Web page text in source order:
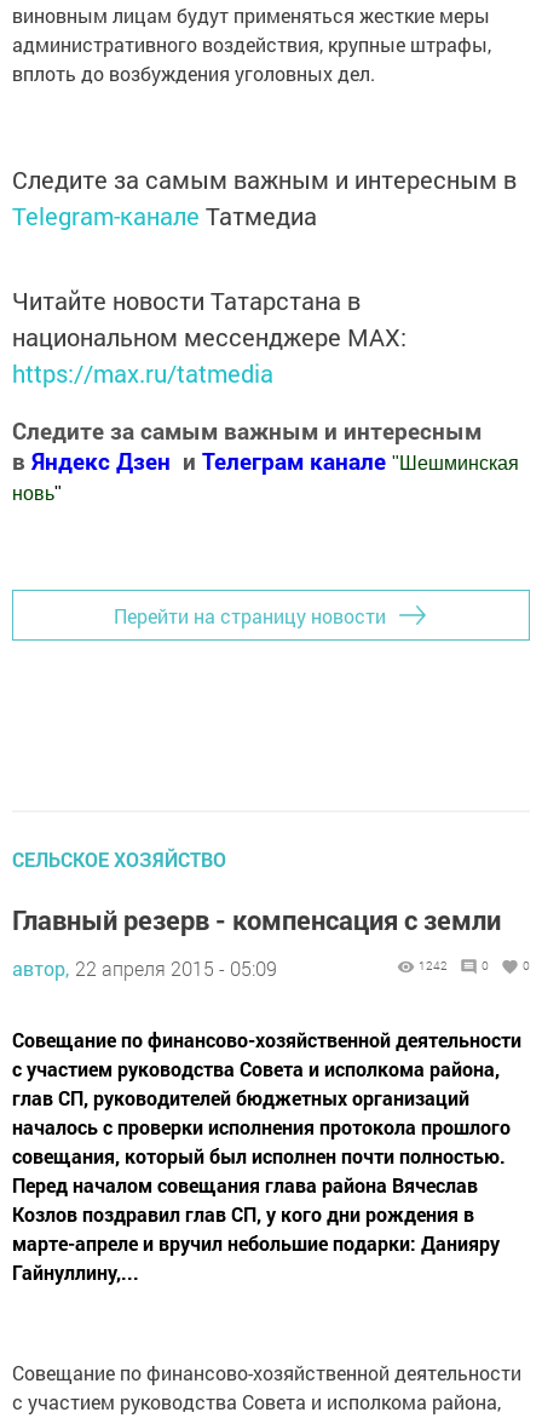
виновным лицам будут применяться жесткие меры
административного воздействия, крупные штрафы,
вплоть до возбуждения уголовных дел.
Следите за самым важным и интересным в
Telegram-канале Татмедиа
Читайте новости Татарстана в
национальном мессенджере MАХ:
https://max.ru/tatmedia
Следите за самым важным и интересным
в Яндекс Дзен и Телеграм канале " Шешминская
новь"
Перейти на страницу новости
СЕЛЬСКОЕ ХОЗЯЙСТВО
Главный резерв - компенсация с земли
автор, 22 апреля 2015 - 05:09 1242 0 0
Совещание по финансово-хозяйственной деятельности
с участием руководства Совета и исполкома района,
глав СП, руководителей бюджетных организаций
началось с проверки исполнения протокола прошлого
совещания, который был исполнен почти полностью.
Перед началом совещания глава района Вячеслав
Козлов поздравил глав СП, у кого дни рождения в
марте-апреле и вручил небольшие подарки: Данияру
Гайнуллину,...
Совещание по финансово-хозяйственной деятельности
с участием руководства Совета и исполкома района,